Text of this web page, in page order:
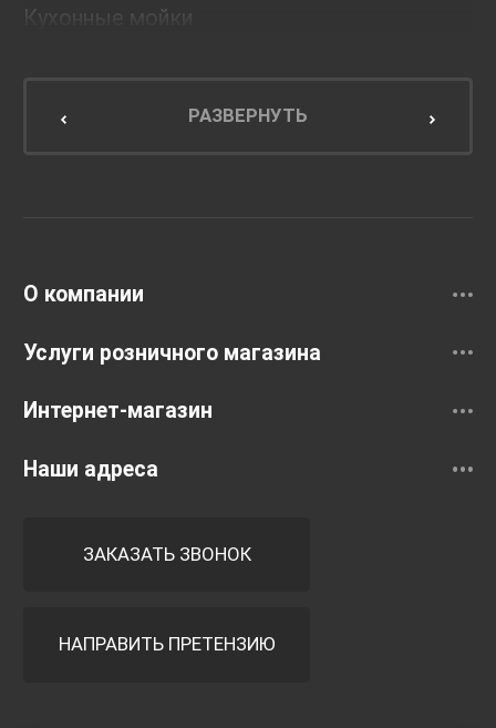
Кухонные мойки
Мебель для кухниРАЗВЕРНУТЬ
О компании
Услуги розничного магазина
Интернет-магазин
Наши адреса
ЗАКАЗАТЬ ЗВОНОК
НАПРАВИТЬ ПРЕТЕНЗИЮ